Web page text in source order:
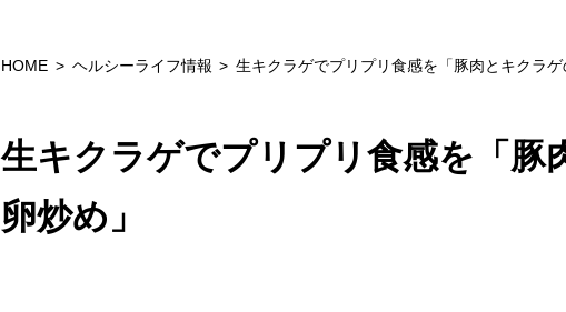
HOME ヘルシーライフ情報 生キクラゲでプリプリ食感を「豚肉とキクラゲ
生キクラゲでプリプリ食感を「豚
卵炒め」